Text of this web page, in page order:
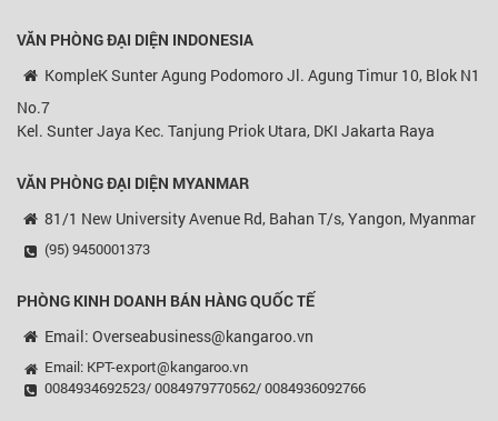
VĂN PHÒNG ĐẠI DIỆN INDONESIA
KompleK Sunter Agung Podomoro Jl. Agung Timur 10, Blok N1
No.7
Kel. Sunter Jaya Kec. Tanjung Priok Utara, DKI Jakarta Raya
VĂN PHÒNG ĐẠI DIỆN MYANMAR
81/1 New University Avenue Rd, Bahan T/s, Yangon, Myanmar
(95) 9450001373
PHÒNG KINH DOANH BÁN HÀNG QUỐC TẾ
Email: Overseabusiness@kangaroo.vn
Email: KPT-export@kangaroo.vn
0084934692523/ 0084979770562/ 0084936092766